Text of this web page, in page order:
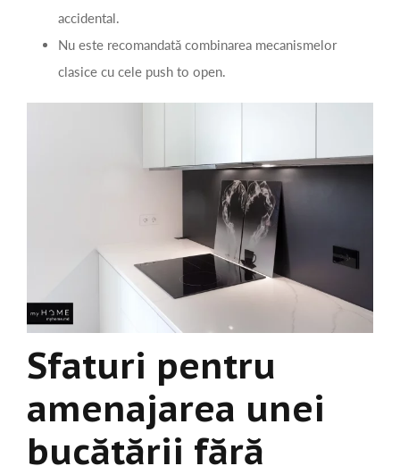
accidental.
Nu este recomandată combinarea mecanismelor
clasice cu cele push to open.
Sfaturi pentru
amenajarea unei
bucătării fără